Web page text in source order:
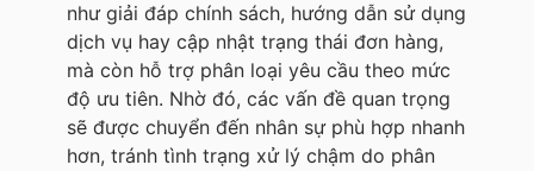
như giải đáp chính sách, hướng dẫn sử dụng
dịch vụ hay cập nhật trạng thái đơn hàng,
mà còn hỗ trợ phân loại yêu cầu theo mức
độ ưu tiên. Nhờ đó, các vấn đề quan trọng
sẽ được chuyển đến nhân sự phù hợp nhanh
hơn, tránh tình trạng xử lý chậm do phân